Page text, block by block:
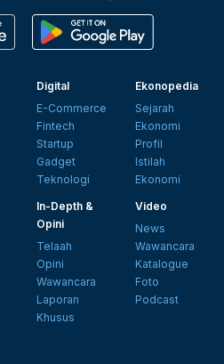
Digital
E-Commerce
Fintech
Startup
Gadget
Teknologi
Ekonopedia
Sejarah
Ekonomi
Profil
Istilah
Ekonomi
In-Depth &
Opini
Telaah
Opini
Wawancara
Laporan
Khusus
Video
News
Wawancara
Katalogue
Foto
Podcast